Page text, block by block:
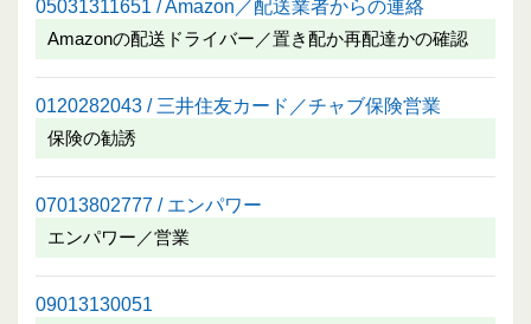
05031311651 / Amazon／配送業者からの連絡
Amazonの配送ドライバー／置き配か再配達かの確認
0120282043 / 三井住友カード／チャブ保険営業
保険の勧誘
07013802777 / エンパワー
エンパワー／営業
09013130051